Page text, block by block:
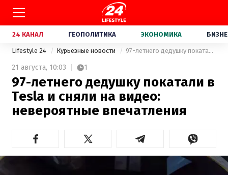
24 КАНАЛ ГЕОПОЛИТИКА ЭКОНОМИКА
Lifestyle 24 Курьезные новости 97-летнего дедушку покатали в Tesla и сняли на видео: невероятные впечатления
21 августа, 10:03 1
97-летнего дедушку покатали в
Tesla и сняли на видео:
невероятные впечатления